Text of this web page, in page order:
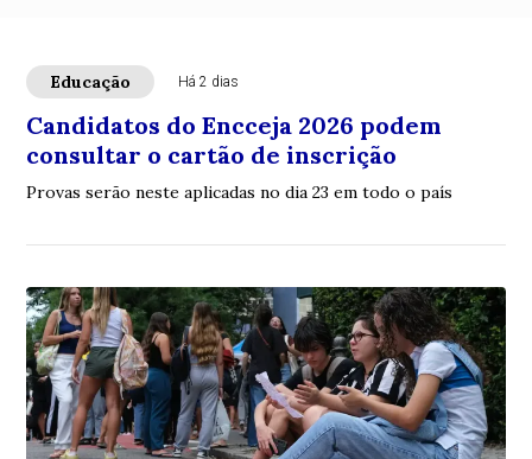
Educação Há 2 dias
Candidatos do Encceja 2026 podem
consultar o cartão de inscrição
Provas serão neste aplicadas no dia 23 em todo o país